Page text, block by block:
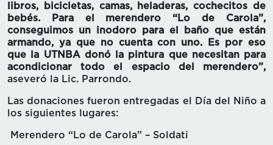
libros, bicicletas, camas, heladeras, cochecitos de
bebés. Para el merendero “Lo de Carola”,
conseguimos un inodoro para el baño que están
armando, ya que no cuenta con uno. Es por eso
que la UTNBA donó la pintura que necesitan para
acondicionar todo el espacio del merendero”,
aseveró la Lic. Parrondo.
Las donaciones fueron entregadas el Día del Niño a
los siguientes lugares:
Merendero “Lo de Carola” – Soldati